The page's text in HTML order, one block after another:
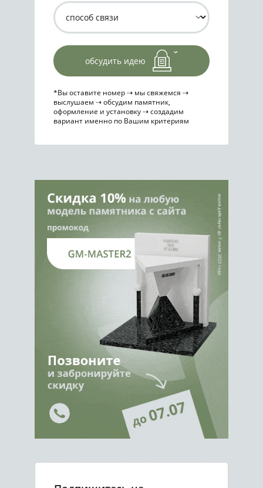
обсудить идею
*Вы оставите номер ⇢ мы свяжемся ⇢
выслушаем ⇢ обсудим памятник,
оформление и установку ⇢ создадим
вариант именно по Вашим критериям